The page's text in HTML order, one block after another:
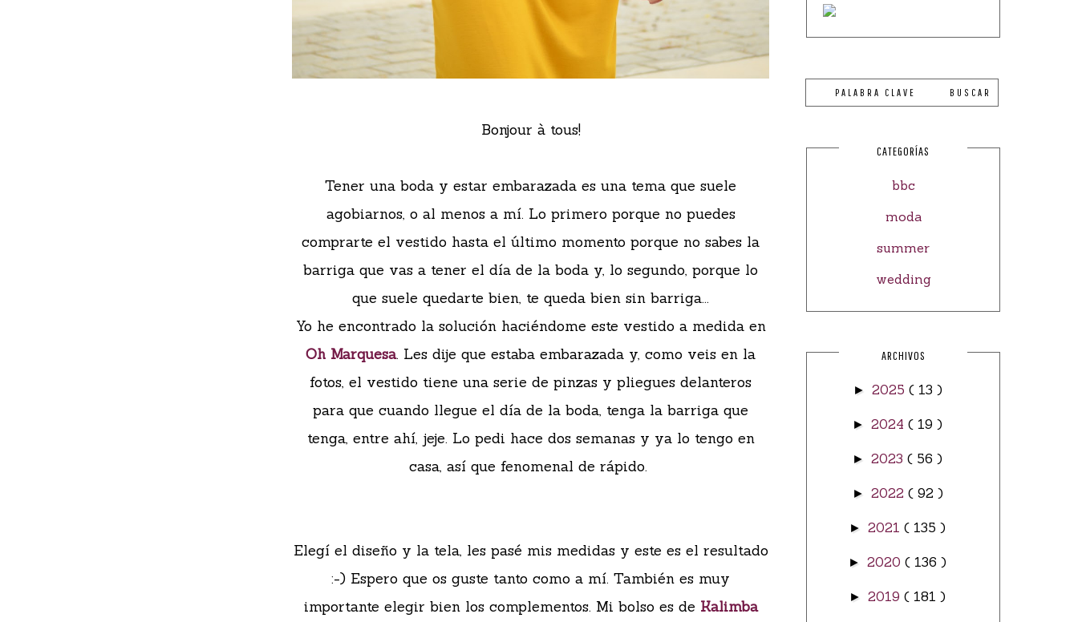
Bonjour à tous!
Tener una boda y estar embarazada es una tema que suele
agobiarnos, o al menos a mí. Lo primero porque no puedes
comprarte el vestido hasta el último momento porque no sabes la
barriga que vas a tener el día de la boda y, lo segundo, porque lo
que suele quedarte bien, te queda bien sin barriga...
Yo he encontrado la solución haciéndome este vestido a medida en
Oh Marquesa. Les dije que estaba embarazada y, como veis en la
fotos, el vestido tiene una serie de pinzas y pliegues delanteros
para que cuando llegue el día de la boda, tenga la barriga que
tenga, entre ahí, jeje. Lo pedi hace dos semanas y ya lo tengo en
casa, así que fenomenal de rápido.
Elegí el diseño y la tela, les pasé mis medidas y este es el resultado
:-) Espero que os guste tanto como a mí. También es muy
importante elegir bien los complementos. Mi bolso es de Kalimba
CATEGORÍAS
bbc
moda
summer
wedding
ARCHIVOS
► 2025 ( 13 )
►2024( 19 )
►2023( 56 )
► 2022 ( 92 )
►2021( 135 )
►2020( 136 )
►2019( 181 )